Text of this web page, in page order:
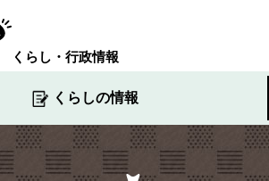
くらし・行政情報
くらしの情報